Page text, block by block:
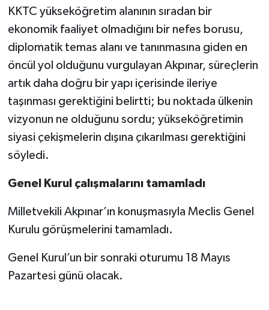
KKTC yükseköğretim alanının sıradan bir
ekonomik faaliyet olmadığını bir nefes borusu,
diplomatik temas alanı ve tanınmasına giden en
öncül yol olduğunu vurgulayan Akpınar, süreçlerin
artık daha doğru bir yapı içerisinde ileriye
taşınması gerektiğini belirtti; bu noktada ülkenin
vizyonun ne olduğunu sordu; yükseköğretimin
siyasi çekişmelerin dışına çıkarılması gerektiğini
söyledi.
Genel Kurul çalışmalarını tamamladı
Milletvekili Akpınar’ın konuşmasıyla Meclis Genel
Kurulu görüşmelerini tamamladı.
Genel Kurul’un bir sonraki oturumu 18 Mayıs
Pazartesi günü olacak.